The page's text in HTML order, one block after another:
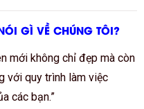
GÌ VỀ CHÚNG TÔI?
mới không chỉ đẹp mà còn
với quy trình làm việc
các bạn.”